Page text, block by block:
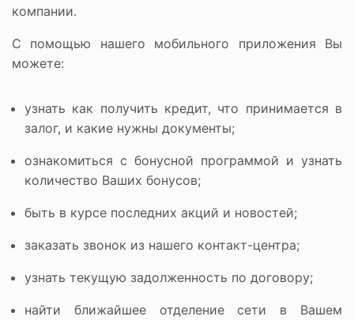
компании.
С помощью нашего мобильного приложения Вы
можете:
узнать как получить кредит, что принимается в
залог, и какие нужны документы;
ознакомиться с бонусной программой и узнать
количество Ваших бонусов;
быть в курсе последних акций и новостей;
заказать звонок из нашего контакт-центра;
узнать текущую задолженность по договору;
найти ближайшее отделение сети в Вашем